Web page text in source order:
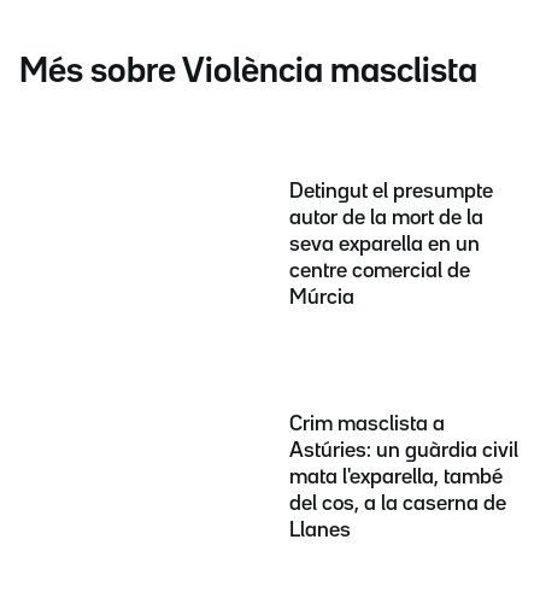
Més sobre Violència masclista
Detingut el presumpte
autor de la mort de la
seva exparella en un
centre comercial de
Múrcia
Crim masclista a
Astúries: un guàrdia civil
mata l'exparella, també
del cos, a la caserna de
Llanes